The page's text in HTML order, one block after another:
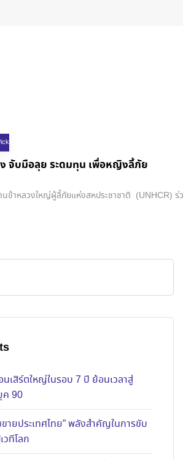
จับมือลุย ระดมทุน เพื่อหญิงลี้ภัย
ข้าหลวงใหญ่ผู้ลี้ภัยแห่งสหประชาชาติ (UNHCR)
นเสิร์ตใหญ่ในรอบ 7 ปี ย้อนเวลาสู่
ค 90
ายประเทศไทย” พลังสำคัญในการขับ
วทีโลก